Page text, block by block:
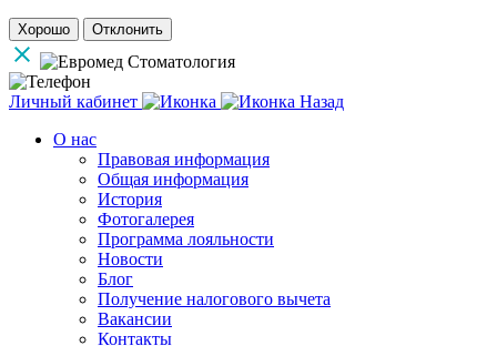
Хорошо Отклонить
Личный кабинет
Назад
О нас
Правовая информация
Общая информация
История
Фотогалерея
Программа лояльности
Новости
Блог
Получение налогового вычета
Вакансии
Контакты